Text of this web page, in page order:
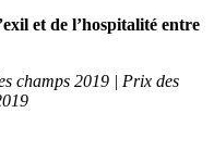
et de l’hospitalité entre
champs 2019 | Prix des